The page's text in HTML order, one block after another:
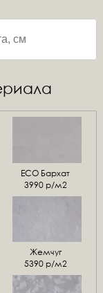
ECO Бархат
3990 р/м2
Жемчуг
5390 р/м2